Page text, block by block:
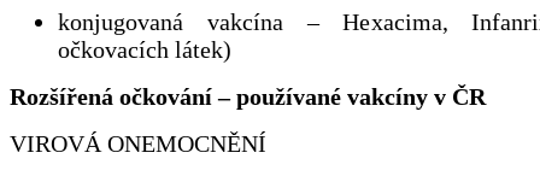
konjugovaná vakcína – Hexacima,
očkovacích látek)
Rozšířená očkování – používané vakcíny v ČR
VIROVÁ ONEMOCNĚNÍ